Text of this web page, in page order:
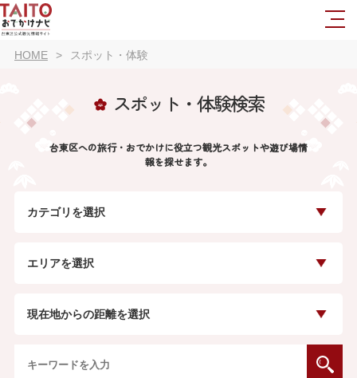
HOME スポット・体験
スポット・体験検索
台東区への旅行・おでかけに役立つ観光スポットや遊び場情
報を探せます。
カテゴリを選択
エリアを選択
現在地からの距離を選択